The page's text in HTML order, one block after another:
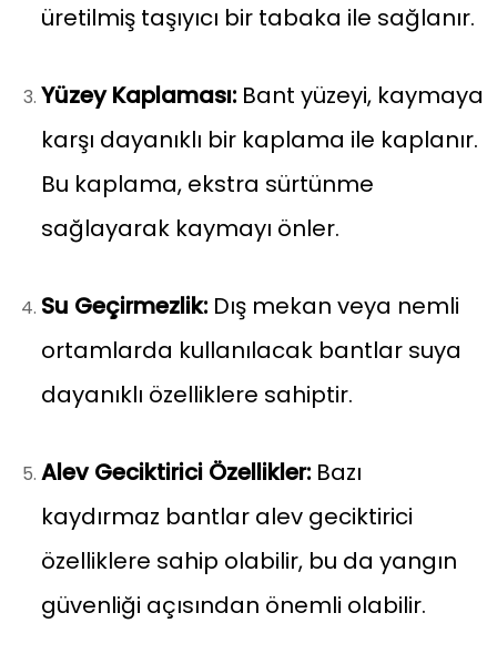
üretilmiş taşıyıcı bir tabaka ile sağlanır.
Yüzey Kaplaması: Bant yüzeyi, kaymaya
karşı dayanıklı bir kaplama ile kaplanır.
Bu kaplama, ekstra sürtünme
sağlayarak kaymayı önler.
Su Geçirmezlik: Dış mekan veya nemli
ortamlarda kullanılacak bantlar suya
dayanıklı özelliklere sahiptir.
Alev Geciktirici Özellikler: Bazı
kaydırmaz bantlar alev geciktirici
özelliklere sahip olabilir, bu da yangın
güvenliği açısından önemli olabilir.